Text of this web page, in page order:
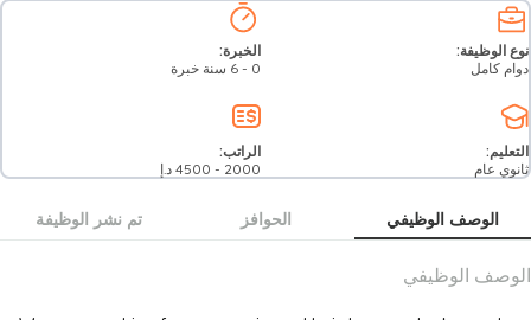
نوع الوظيفة:
دوام كامل
الخبرة:
0 - 6 سنة خبرة
التعليم:
ثانوي عام
الراتب:
2000
-
4500 د.إ
الوصف الوظيفي الحوافز تم نشر الوظيفة
الوصف الوظيفي